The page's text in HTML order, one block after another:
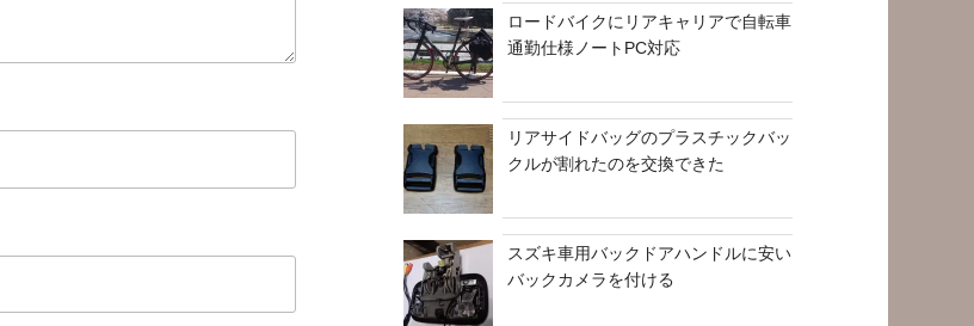
ロードバイクにリアキャリアで自転車
通勤仕様ノートPC対応
リアサイドバッグのプラスチックバッ
クルが割れたのを交換できた
スズキ車用バックドアハンドルに安い
バックカメラを付ける